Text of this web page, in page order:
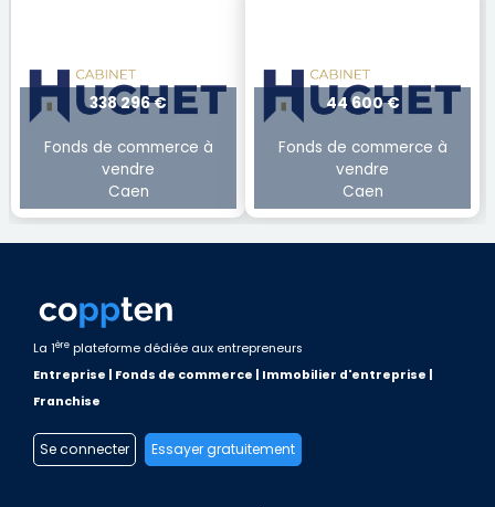
338 296 €
Fonds de commerce à
vendre
Caen
44 600 €
Fonds de commerce à
vendre
Caen
La 1ère plateforme dédiée aux entrepreneurs
Entreprise | Fonds de commerce | Immobilier d'entreprise |
Franchise
Se connecter Essayer gratuitement